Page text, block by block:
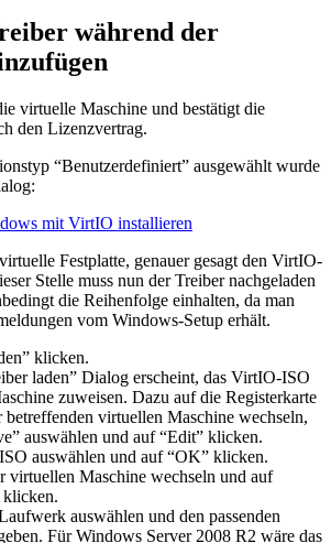
während der
virtuelle Maschine und bestätigt die
den Lizenzvertrag.
“Benutzerdefiniert” ausgewählt wurde
Festplatte, genauer gesagt den VirtIO-
Stelle muss nun der Treiber nachgeladen
die Reihenfolge einhalten, da man
vom Windows-Setup erhält.
klicken.
laden” Dialog erscheint, das VirtIO-ISO
zuweisen. Dazu auf die Registerkarte
betreffenden virtuellen Maschine wechseln,
auswählen und auf “Edit” klicken.
auswählen und auf “OK” klicken.
virtuellen Maschine wechseln und auf
klicken.
auswählen und den passenden
Für Windows Server 2008 R2 wäre das